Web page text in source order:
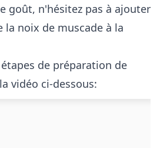
goût, n'hésitez pas à ajouter
la noix de muscade à la
de préparation de
vidéo ci-dessous: